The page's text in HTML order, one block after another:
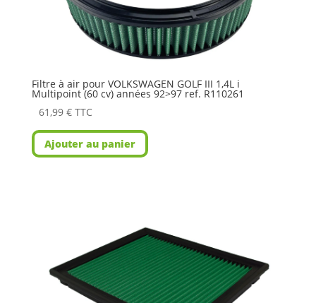
Filtre à air pour VOLKSWAGEN GOLF III 1,4L i
Multipoint (60 cv) années 92>97 ref. R110261
61,99 € TTC
Ajouter au panier